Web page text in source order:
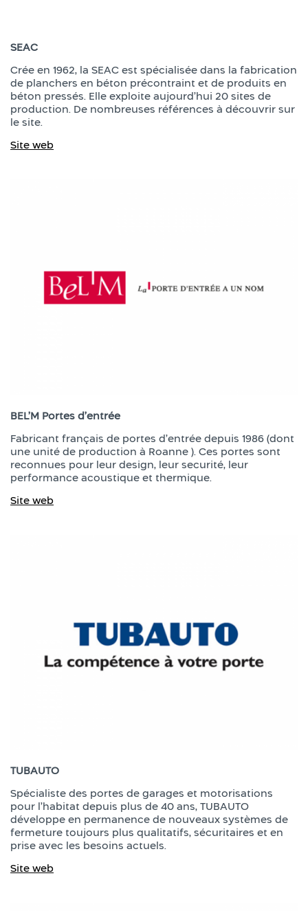
SEAC
Crée en 1962, la SEAC est spécialisée dans la fabrication
de planchers en béton précontraint et de produits en
béton pressés. Elle exploite aujourd’hui 20 sites de
production. De nombreuses références à découvrir sur
le site.
Site web
BEL’M Portes d’entrée
Fabricant français de portes d’entrée depuis 1986 (dont
une unité de production à Roanne ). Ces portes sont
reconnues pour leur design, leur securité, leur
performance acoustique et thermique.
Site web
TUBAUTO
Spécialiste des portes de garages et motorisations
pour l’habitat depuis plus de 40 ans, TUBAUTO
développe en permanence de nouveaux systèmes de
fermeture toujours plus qualitatifs, sécuritaires et en
prise avec les besoins actuels.
Site web